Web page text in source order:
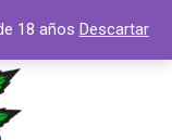
18 años Descartar